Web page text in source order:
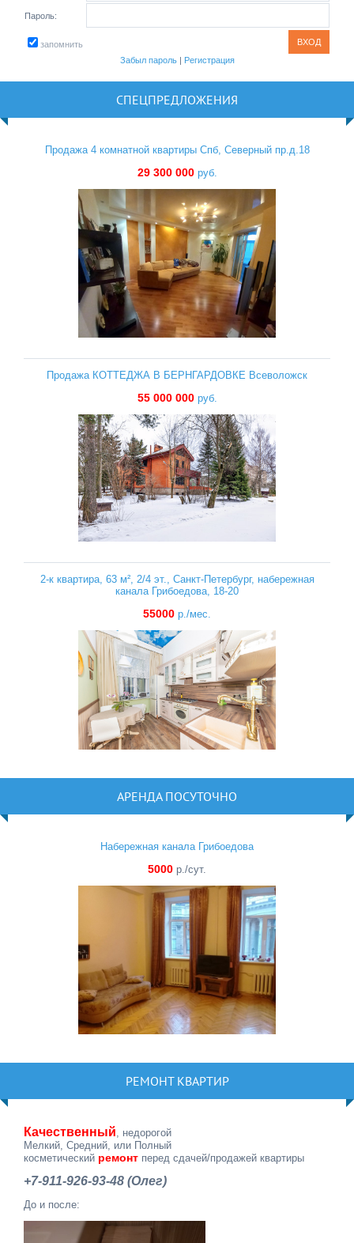
Пароль:
запомнить
Забыл пароль| Регистрация
СПЕЦПРЕДЛОЖЕНИЯ
Продажа 4 комнатной квартиры Спб, Северный пр.д.18
29 300 000руб.
Продажа КОТТЕДЖА В БЕРНГАРДОВКЕ Всеволожск
55 000 000руб.
2-к квартира, 63 м², 2/4 эт., Санкт-Петербург, набережная
канала Грибоедова, 18-20
55000 р./мес.
АРЕНДА ПОСУТОЧНО
Набережная канала Грибоедова
5000 р./сут.
РЕМОНТ КВАРТИР
Качественный, недорогой
Мелкий, Средний, или Полный
косметический ремонт перед сдачей/продажей квартиры
+7-911-926-93-48 (Олег)
До и после: